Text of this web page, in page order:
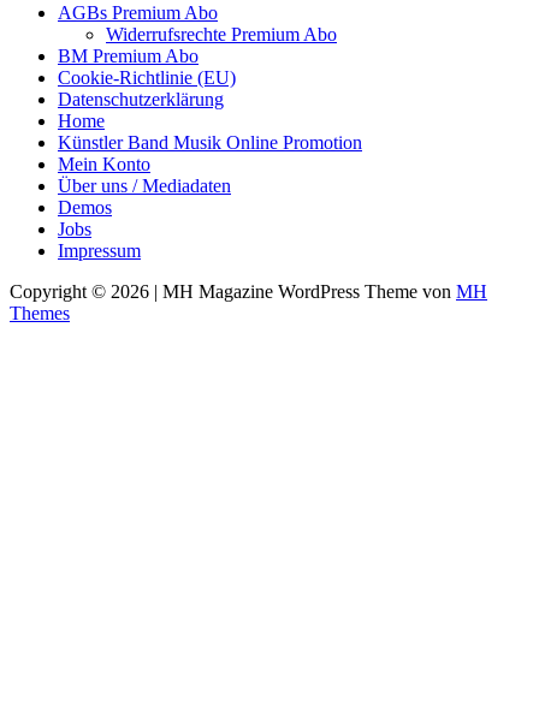
AGBs Premium Abo
Widerrufsrechte Premium Abo
BM Premium Abo
Cookie-Richtlinie (EU)
Datenschutzerklärung
Home
Künstler Band Musik Online Promotion
Mein Konto
Über uns / Mediadaten
Demos
Jobs
Impressum
Copyright © 2026 | MH Magazine WordPress Theme von MH
Themes